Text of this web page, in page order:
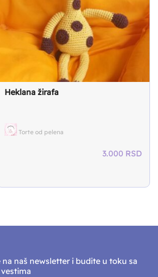
Heklana žirafa
Torte od pelena
3.000 RSD
na naš newsletter i budite u toku sa